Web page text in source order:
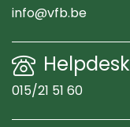
info@vfb.be
Helpdesk
015/21 51 60